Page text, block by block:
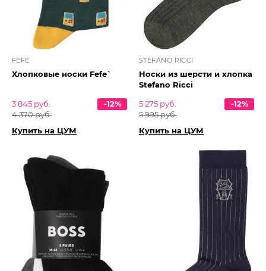
FEFE
Хлопковые носки Fefe`
3 845 руб.
4 370 руб.
-12%
Купить на ЦУМ
STEFANO RICCI
Носки из шерсти и хлопка
Stefano Ricci
5 275 руб.
5 995 руб.
-12%
Купить на ЦУМ